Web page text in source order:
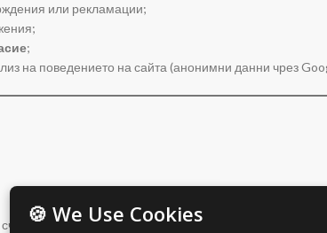
или рекламации;
;
на поведението на сайта (анонимни данни чрез
отчетност;
🍪 We Use Cookies